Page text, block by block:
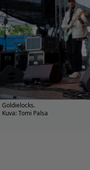
Goldielocks.
Kuva: Tomi Palsa